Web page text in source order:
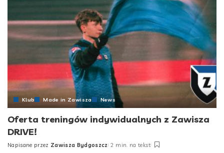
Klub Made in Zawisza News
Oferta treningów indywidualnych z Zawisza
DRIVE!
Posted
Napisane przez Zawisza Bydgoszcz 2 min. na tekst